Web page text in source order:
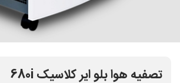
تصفیه هوا بلو ایر کلاسیک 680i